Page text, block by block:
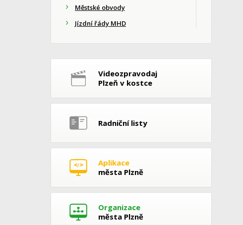
Městské obvody
Jízdní řády MHD
Videozpravodaj
Plzeň v kostce
Radniční listy
Aplikace
města Plzně
Organizace
města Plzně